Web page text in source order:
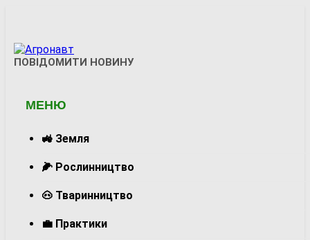
Агронавт
Новини Українського Агробізнесу
ПОВІДОМИТИ НОВИНУ
МЕНЮ
🚜 Земля
🌽 Рослинництво
🐽 Тваринництво
💼 Практики